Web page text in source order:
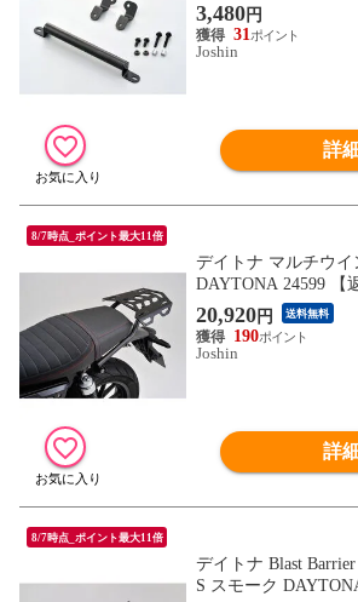
3,480円
31
Joshin
詳
8/7時点_ポイント最大11倍
デイトナ マルチウイ
DAYTONA 24599 【
20,920円 送料無料
190
Joshin
詳
8/7時点_ポイント最大11倍
デイトナ Blast
S スモーク